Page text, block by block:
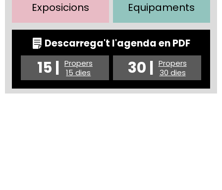
Exposicions Equipaments
Descarrega't l'agenda en PDF
15 | Propers
15 dies
30 | Propers
30 dies